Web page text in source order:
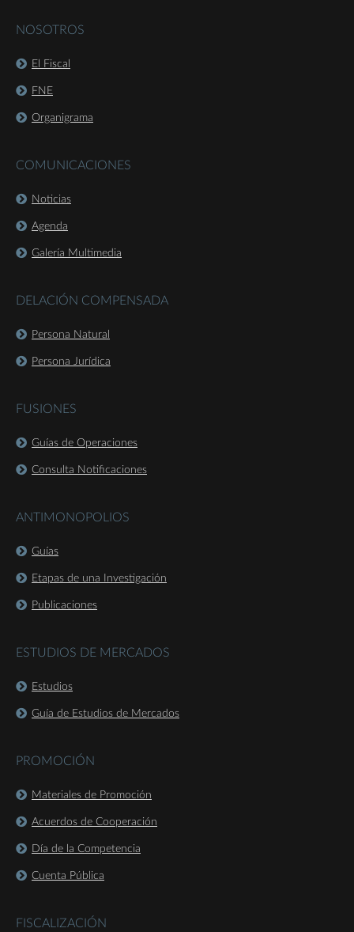
NOSOTROS
El Fiscal
FNE
Organigrama
COMUNICACIONES
Noticias
Agenda
Galería Multimedia
DELACIÓN COMPENSADA
Persona Natural
Persona Jurídica
FUSIONES
Guías de Operaciones
Consulta Notificaciones
ANTIMONOPOLIOS
Guías
Etapas de una Investigación
Publicaciones
ESTUDIOS DE MERCADOS
Estudios
Guía de Estudios de Mercados
PROMOCIÓN
Materiales de Promoción
Acuerdos de Cooperación
Día de la Competencia
Cuenta Pública
FISCALIZACIÓN